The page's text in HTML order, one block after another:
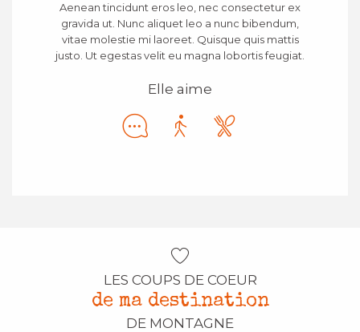
Aenean tincidunt eros leo, nec consectetur ex
gravida ut. Nunc aliquet leo a nunc bibendum,
vitae molestie mi laoreet. Quisque quis mattis
justo. Ut egestas velit eu magna lobortis feugiat.
Elle aime
LES COUPS DE COEUR
de ma destination
DE MONTAGNE